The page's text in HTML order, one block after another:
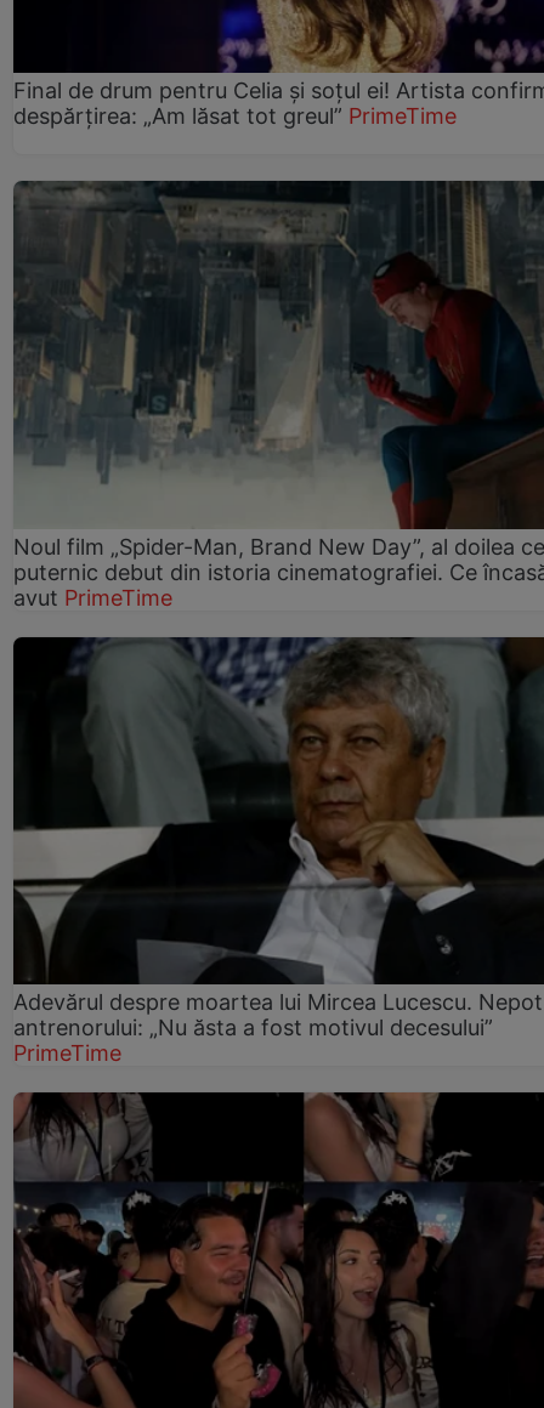
Final de drum pentru Celia și soțul ei! Artista
despărțirea: „Am lăsat tot greul” PrimeTime
Noul film „Spider-Man, Brand New Day”, al doilea
puternic debut din istoria cinematografiei. Ce
avut PrimeTime
Adevărul despre moartea lui Mircea Lucescu.
antrenorului: „Nu ăsta a fost motivul decesului”
PrimeTime